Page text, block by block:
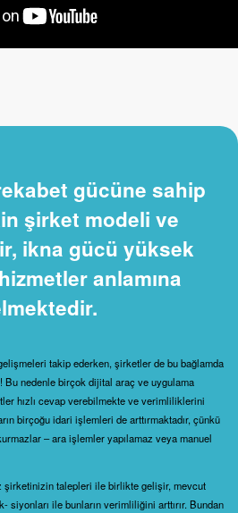
gücüne sahip
şirket modeli ve
ikna gücü yüksek
anlamına
takip ederken, şirketler de bu bağlamda
Bu nedenle birçok dijital araç ve uygulama
hızlı cevap verebilmekte ve verimliliklerini
birçoğu idari işlemleri de arttırmaktadır, çünkü
– ara işlemler yapılamaz veya manuel
talepleri ile birlikte gelişir, mevcut
siyonları ile bunların verimliliğini arttırır. Bundan